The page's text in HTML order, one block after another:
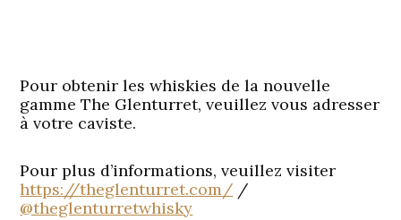
Pour obtenir les whiskies de la nouvelle
gamme The Glenturret, veuillez vous adresser
à votre caviste.
Pour plus d’informations, veuillez visiter
https://theglenturret.com/ /
@theglenturretwhisky